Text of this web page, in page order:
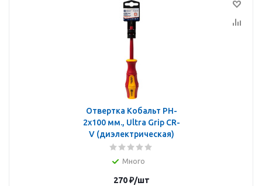
Отвертка Кобальт PH-
2х100 мм., Ultra Grip CR-
V (диэлектрическая)
Много
270₽/шт